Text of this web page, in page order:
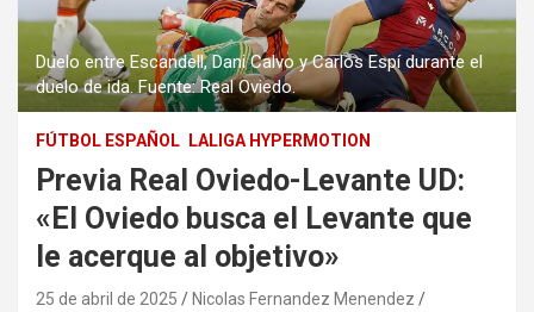
Duelo entre Escandell, Dani Calvo y Carlos Espí durante el
duelo de ida. Fuente: Real Oviedo.
FÚTBOL ESPAÑOL LALIGA HYPERMOTION
Previa Real Oviedo-Levante UD:
«El Oviedo busca el Levante que
le acerque al objetivo»
25 de abril de 2025
Nicolas Fernandez Menendez